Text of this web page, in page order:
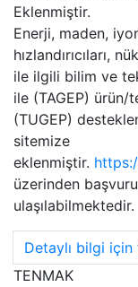
Eklenmiştir.
Enerji, maden,
hızlandırıcıları,
ile ilgili bilim ve
ile (TAGEP)
(TUGEP)
sitemize
eklenmiştir.
üzerinden
ulaşılabilmektedir.
Detaylı bilgi için
TENMAK